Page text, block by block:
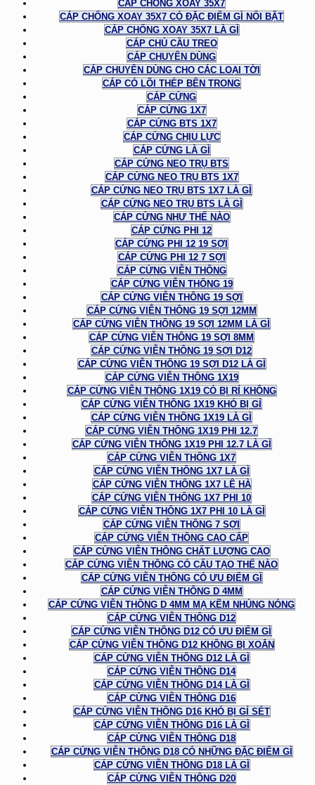
CÁP CHỐNG XOAY 35X7
CÁP CHỐNG XOAY 35X7 CÓ ĐẶC ĐIỂM GÌ NỔI BẬT
CÁP CHỐNG XOAY 35X7 LÀ GÌ
CÁP CHỦ CẦU TREO
CÁP CHUYÊN DÙNG
CÁP CHUYÊN DÙNG CHO CÁC LOẠI TỜI
CÁP CÓ LÕI THÉP BÊN TRONG
CÁP CỨNG
CÁP CỨNG 1X7
CÁP CỨNG BTS 1X7
CÁP CỨNG CHỊU LỰC
CÁP CỨNG LÀ GÌ
CÁP CỨNG NEO TRỤ BTS
CÁP CỨNG NEO TRỤ BTS 1X7
CÁP CỨNG NEO TRỤ BTS 1X7 LÀ GÌ
CÁP CỨNG NEO TRỤ BTS LÀ GÌ
CÁP CỨNG NHƯ THẾ NÀO
CÁP CỨNG PHI 12
CÁP CỨNG PHI 12 19 SỢI
CÁP CỨNG PHI 12 7 SỢI
CÁP CỨNG VIỄN THÔNG
CÁP CỨNG VIỄN THÔNG 19
CÁP CỨNG VIỄN THÔNG 19 SỢI
CÁP CỨNG VIỄN THÔNG 19 SỢI 12MM
CÁP CỨNG VIỄN THÔNG 19 SỢI 12MM LÀ GÌ
CÁP CỨNG VIỄN THÔNG 19 SỢI 8MM
CÁP CỨNG VIỄN THÔNG 19 SỢI D12
CÁP CỨNG VIỄN THÔNG 19 SỢI D12 LÀ GÌ
CÁP CỨNG VIỄN THÔNG 1X19
CÁP CỨNG VIỄN THÔNG 1X19 CÓ BỊ RỈ KHÔNG
CÁP CỨNG VIỄN THÔNG 1X19 KHÓ BỊ GỈ
CÁP CỨNG VIỄN THÔNG 1X19 LÀ GÌ
CÁP CỨNG VIỄN THÔNG 1X19 PHI 12.7
CÁP CỨNG VIỄN THÔNG 1X19 PHI 12.7 LÀ GÌ
CÁP CỨNG VIỄN THÔNG 1X7
CÁP CỨNG VIỄN THÔNG 1X7 LÀ GÌ
CÁP CỨNG VIỄN THÔNG 1X7 LÊ HÀ
CÁP CỨNG VIỄN THÔNG 1X7 PHI 10
CÁP CỨNG VIỄN THÔNG 1X7 PHI 10 LÀ GÌ
CÁP CỨNG VIỄN THÔNG 7 SỢI
CÁP CỨNG VIỄN THÔNG CAO CẤP
CÁP CỨNG VIỄN THÔNG CHẤT LƯỢNG CAO
CÁP CỨNG VIỄN THÔNG CÓ CẤU TẠO THẾ NÀO
CÁP CỨNG VIỄN THÔNG CÓ ƯU ĐIỂM GÌ
CÁP CỨNG VIỄN THÔNG D 4MM
CÁP CỨNG VIỄN THÔNG D 4MM MẠ KẼM NHÚNG NÓNG
CÁP CỨNG VIỄN THÔNG D12
CÁP CỨNG VIỄN THÔNG D12 CÓ ƯU ĐIỂM GÌ
CÁP CỨNG VIỄN THÔNG D12 KHÔNG BỊ XOẮN
CÁP CỨNG VIỄN THÔNG D12 LÀ GÌ
CÁP CỨNG VIỄN THÔNG D14
CÁP CỨNG VIỄN THÔNG D14 LÀ GÌ
CÁP CỨNG VIỄN THÔNG D16
CÁP CỨNG VIỄN THÔNG D16 KHÓ BỊ GỈ SÉT
CÁP CỨNG VIỄN THÔNG D16 LÀ GÌ
CÁP CỨNG VIỄN THÔNG D18
CÁP CỨNG VIỄN THÔNG D18 CÓ NHỮNG ĐẶC ĐIỂM GÌ
CÁP CỨNG VIỄN THÔNG D18 LÀ GÌ
CÁP CỨNG VIỄN THÔNG D20